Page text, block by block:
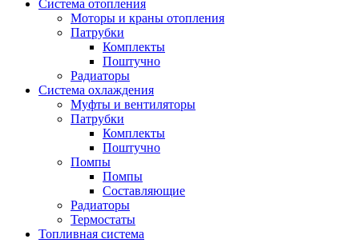
Система отопления
Моторы и краны отопления
Патрубки
Комплекты
Поштучно
Радиаторы
Система охлаждения
Муфты и вентиляторы
Патрубки
Комплекты
Поштучно
Помпы
Помпы
Составляющие
Радиаторы
Термостаты
Топливная система